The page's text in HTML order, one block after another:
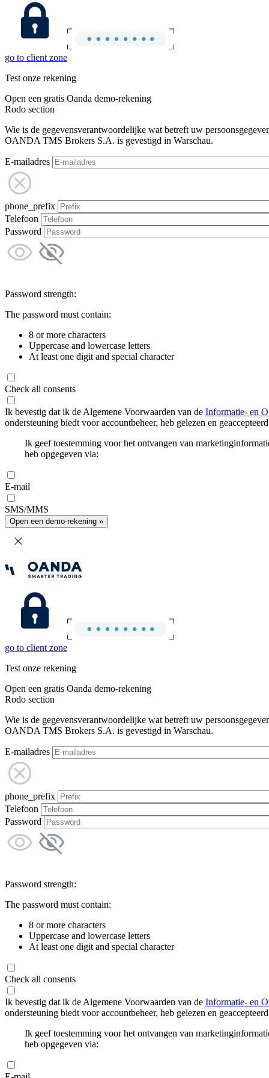
go to client zone
Test onze rekening
Open een gratis Oanda demo-rekening
Rodo section
Wie is de gegevensverantwoordelijke wat betreft uw
OANDA TMS Brokers S.A. is gevestigd in Warschau.
E-mailadres
phone_prefix
Telefoon
Password
Password strength:
The password must contain:
8 or more characters
Uppercase and lowercase letters
At least one digit and special character
Check all consents
Ik bevestig dat ik de Algemene Voorwaarden van de Informatie- en
ondersteuning biedt voor accountbeheer, heb gelezen en
Ik geef toestemming voor het ontvangen van
heb opgegeven via:
E-mail
SMS/MMS
Open een demo-rekening »
go to client zone
Test onze rekening
Open een gratis Oanda demo-rekening
Rodo section
Wie is de gegevensverantwoordelijke wat betreft uw
OANDA TMS Brokers S.A. is gevestigd in Warschau.
E-mailadres
phone_prefix
Telefoon
Password
Password strength:
The password must contain:
8 or more characters
Uppercase and lowercase letters
At least one digit and special character
Check all consents
Ik bevestig dat ik de Algemene Voorwaarden van de Informatie- en
ondersteuning biedt voor accountbeheer, heb gelezen en
Ik geef toestemming voor het ontvangen van
heb opgegeven via: